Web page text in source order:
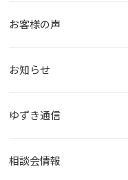
お客様の声
お知らせ
ゆずき通信
相談会情報